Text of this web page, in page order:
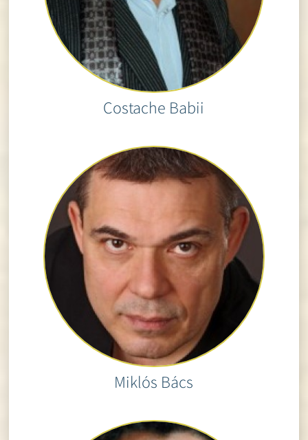
Costache Babii
Miklós Bács